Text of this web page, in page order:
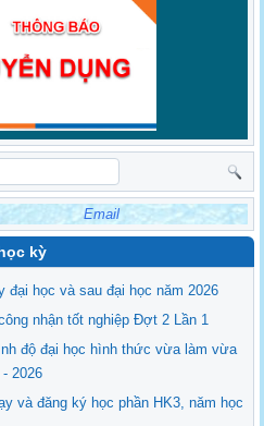
Email
kỳ
đại học và sau đại học năm 2026
nhận tốt nghiệp Đợt 2 Lần 1
độ đại học hình thức vừa làm vừa
2026
và đăng ký học phần HK3, năm học